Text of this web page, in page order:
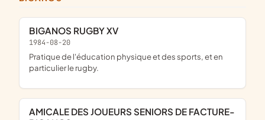
BIGANOS RUGBY XV
1984-08-20
Pratique de l'éducation physique et des sports, et en
particulier le rugby.
AMICALE DES JOUEURS SENIORS DE FACTURE-